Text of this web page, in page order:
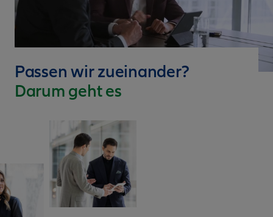
Passen wir zueinander?
Darum geht es